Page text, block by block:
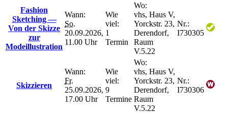
Fashion
Sketching —
Von der Skizze
zur
Modeillustration
Wann:
So.
20.09.2026,
11.00 Uhr
Wie
viel:
1
Termin
Wo:
vhs, Haus V,
Yorckstr. 23,
Derendorf,
Raum
V.5.22
Nr.:
I730305
Skizzieren
Wann:
Fr.
25.09.2026,
17.00 Uhr
Wie
viel:
9
Termine
Wo:
vhs, Haus V,
Yorckstr. 23,
Derendorf,
Raum
V.5.22
Nr.:
I730306